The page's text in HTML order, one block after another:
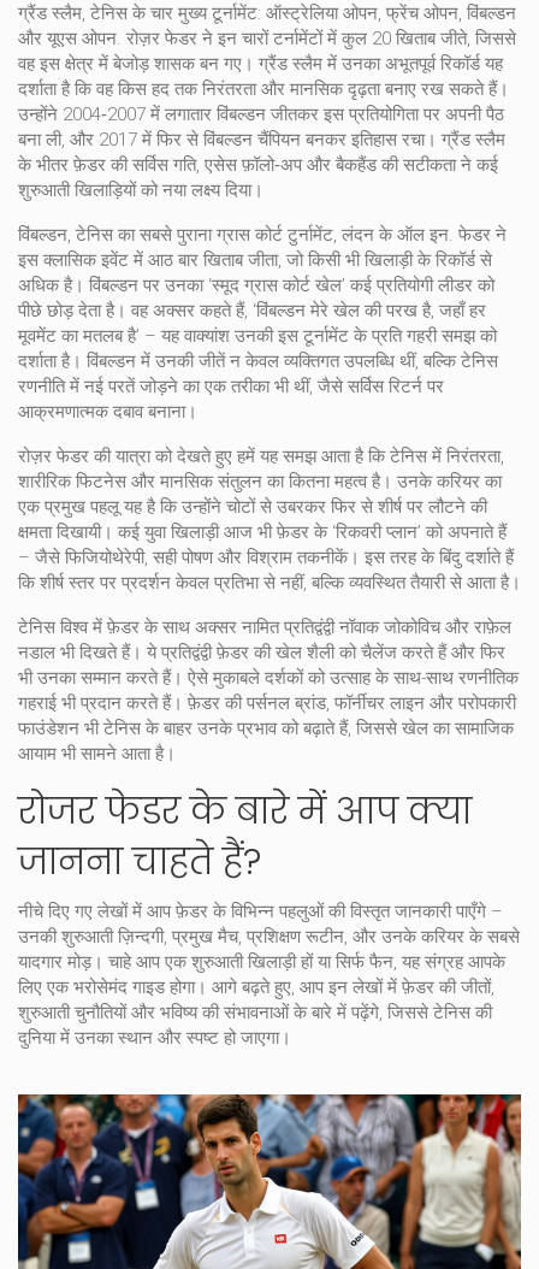
ग्रैंड स्लैम, टेनिस के चार मुख्य टूर्नामेंट: ऑस्ट्रेलिया ओपन, फ्रेंच ओपन, विंबल्डन
और यूएस ओपन. रोज़र फेडर ने इन चारों टर्नामेंटों में कुल 20 खिताब जीते, जिससे
वह इस क्षेत्र में बेजोड़ शासक बन गए। ग्रैंड स्लैम में उनका अभूतपूर्व रिकॉर्ड यह
दर्शाता है कि वह किस हद तक निरंतरता और मानसिक दृढ़ता बनाए रख सकते हैं।
उन्होंने 2004‑2007 में लगातार विंबल्डन जीतकर इस प्रतियोगिता पर अपनी पैठ
बना ली, और 2017 में फिर से विंबल्डन चैंपियन बनकर इतिहास रचा। ग्रैंड स्लैम
के भीतर फ़ेडर की सर्विस गति, एसेस फ़ॉलो‑अप और बैकहैंड की सटीकता ने कई
शुरुआती खिलाड़ियों को नया लक्ष्य दिया।
विंबल्डन, टेनिस का सबसे पुराना ग्रास कोर्ट टुर्नामेंट, लंदन के ऑल इन. फेडर ने
इस क्लासिक इवेंट में आठ बार खिताब जीता, जो किसी भी खिलाड़ी के रिकॉर्ड से
अधिक है। विंबल्डन पर उनका ‘स्मूद ग्रास कोर्ट खेल’ कई प्रतियोगी लीडर को
पीछे छोड़ देता है। वह अक्सर कहते हैं, ‘विंबल्डन मेरे खेल की परख है, जहाँ हर
मूवमेंट का मतलब है’ – यह वाक्यांश उनकी इस टूर्नामेंट के प्रति गहरी समझ को
दर्शाता है। विंबल्डन में उनकी जीतें न केवल व्यक्तिगत उपलब्धि थीं, बल्कि टेनिस
रणनीति में नई परतें जोड़ने का एक तरीका भी थीं, जैसे सर्विस रिटर्न पर
आक्रमणात्मक दबाव बनाना।
रोज़र फेडर की यात्रा को देखते हुए हमें यह समझ आता है कि टेनिस में निरंतरता,
शारीरिक फिटनेस और मानसिक संतुलन का कितना महत्व है। उनके करियर का
एक प्रमुख पहलू यह है कि उन्होंने चोटों से उबरकर फिर से शीर्ष पर लौटने की
क्षमता दिखायी। कई युवा खिलाड़ी आज भी फ़ेडर के ‘रिकवरी प्लान’ को अपनाते हैं
– जैसे फिजियोथेरेपी, सही पोषण और विश्राम तकनीकें। इस तरह के बिंदु दर्शाते हैं
कि शीर्ष स्तर पर प्रदर्शन केवल प्रतिभा से नहीं, बल्कि व्यवस्थित तैयारी से आता है।
टेनिस विश्व में फ़ेडर के साथ अक्सर नामित प्रतिद्वंद्वी नॉवाक जोकोविच और राफ़ेल
नडाल भी दिखते हैं। ये प्रतिद्वंद्वी फ़ेडर की खेल शैली को चैलेंज करते हैं और फिर
भी उनका सम्मान करते हैं। ऐसे मुकाबले दर्शकों को उत्साह के साथ-साथ रणनीतिक
गहराई भी प्रदान करते हैं। फ़ेडर की पर्सनल ब्रांड, फॉर्नीचर लाइन और परोपकारी
फाउंडेशन भी टेनिस के बाहर उनके प्रभाव को बढ़ाते हैं, जिससे खेल का सामाजिक
आयाम भी सामने आता है।
रोजर फेडर के बारे में आप क्या
जानना चाहते हैं?
नीचे दिए गए लेखों में आप फ़ेडर के विभिन्न पहलुओं की विस्तृत जानकारी पाएँगे –
उनकी शुरुआती ज़िन्दगी, प्रमुख मैच, प्रशिक्षण रूटीन, और उनके करियर के सबसे
यादगार मोड़। चाहे आप एक शुरुआती खिलाड़ी हों या सिर्फ फैन, यह संग्रह आपके
लिए एक भरोसेमंद गाइड होगा। आगे बढ़ते हुए, आप इन लेखों में फ़ेडर की जीतों,
शुरुआती चुनौतियों और भविष्य की संभावनाओं के बारे में पढ़ेंगे, जिससे टेनिस की
दुनिया में उनका स्थान और स्पष्ट हो जाएगा।